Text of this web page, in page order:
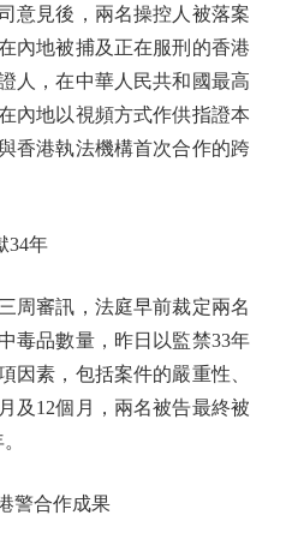
意見後，兩名操控人被落案
內地被捕及正在服刑的香港
人，在中華人民共和國最高
內地以視頻方式作供指證本
香港執法機構首次合作的跨
年
審訊，法庭早前裁定兩名
毒品數量，昨日以監禁33年
因素，包括案件的嚴重性、
及12個月，兩名被告最終被
合作成果